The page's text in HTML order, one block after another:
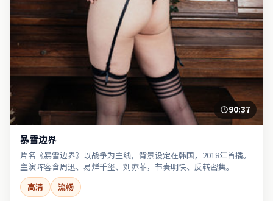
90:37
暴雪边界
片名《暴雪边界》以战争为主线，背景设定在韩国，2018年首播。
主演阵容含周迅、易烊千玺、刘亦菲，节奏明快、反转密集。
高清
流畅